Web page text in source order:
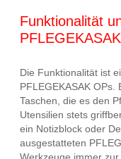
Funktionalität
Die Funktionalität ist
PFLEGEKASAK
Taschen, die es den
Utensilien stets
ein Notizblock oder
ausgestatteten
Werkzeuge immer